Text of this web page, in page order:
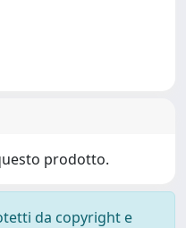
prodotto.
da copyright e